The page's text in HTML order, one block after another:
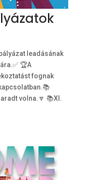
leadásának
🏆A
fognak
volna.🔽 📚XI.